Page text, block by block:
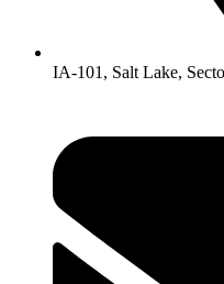
IA-101, Salt Lake,